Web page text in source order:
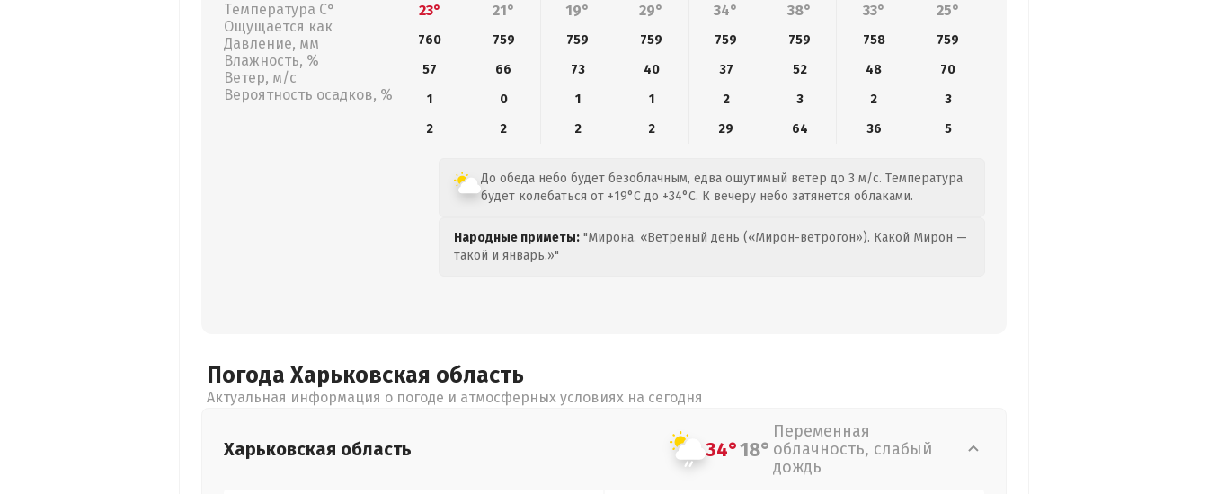
Температура С°
Ощущается как
Давление, мм
Влажность, %
Ветер, м/с
Вероятность осадков, %
23°
21° 19° 29° 34° 38° 33° 25°
760 759 759 759 759 759 758
759
57
66 73 40 37 52 48
70
1
0 1 1 2 3 2
3
2
2 2 2 29 64 36 5
До обеда небо будет безоблачным, едва ощутимый ветер до 3 м/с. Температура
будет колебаться от +19°C до +34°C. К вечеру небо затянется облаками.
Народные приметы: "Мирона. «Ветреный день («Мирон-ветрогон»). Какой Мирон —
такой и январь.»"
Погода Харьковская область
Актуальная информация о погоде и атмосферных условиях на сегодня
Харьковская область 34°18°
Переменная
облачность, слабый
дождь